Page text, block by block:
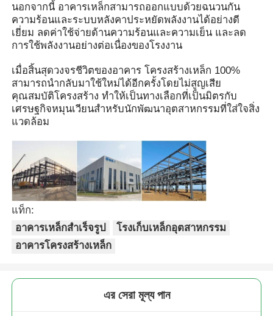
ควบคุมคุณภาพ
ข่าว
ขออ้าง
อาคารโครงสร้างเหล็ก
การประชุมเชิงปฏิบัติการโครงสร้างเหล็ก
โกดังโครงสร้างเหล็ก
นอกจากนี้ อาคารเหล็กสามารถออกแบบด้วยฉนวนกัน
ความร้อนและระบบหลังคาประหยัดพลังงานได้อย่างดี
เยี่ยม ลดค่าใช้จ่ายด้านความร้อนและความเย็น และลด
การใช้พลังงานอย่างต่อเนื่องของโรงงาน
เมื่อสิ้นสุดวงจรชีวิตของอาคาร โครงสร้างเหล็ก 100%
สามารถนำกลับมาใช้ใหม่ได้อีกครั้งโดยไม่สูญเสีย
คุณสมบัติโครงสร้าง ทำให้เป็นทางเลือกที่เป็นมิตรกับ
เศรษฐกิจหมุนเวียนสำหรับนักพัฒนาอุตสาหกรรมที่ใส่ใจสิ่ง
แวดล้อม
แท็ก:
อาคารเหล็กสำเร็จรูป
โรงเก็บเหล็กอุตสาหกรรม
อาคารโครงสร้างเหล็ก
এর সেরা মূল্য পান